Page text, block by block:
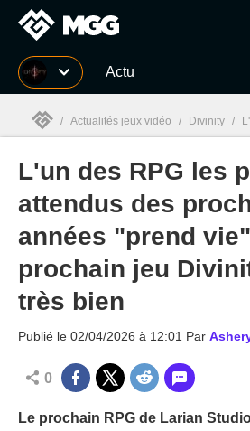
MGG Actu
MGG
/ Actualités jeux vidéo / Divinity /
L'un des RPG les
attendus des
années "prend
prochain jeu
très bien
Publié le 02/04/2026 à 12:01 Par
0
Le prochain RPG de Larian